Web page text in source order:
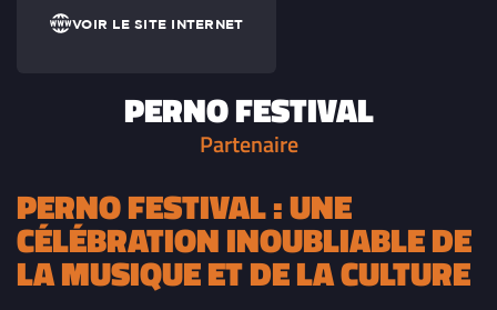
VOIR LE SITE INTERNET
PERNO FESTIVAL
Partenaire
PERNO FESTIVAL : UNE
CÉLÉBRATION INOUBLIABLE DE
LA MUSIQUE ET DE LA CULTURE